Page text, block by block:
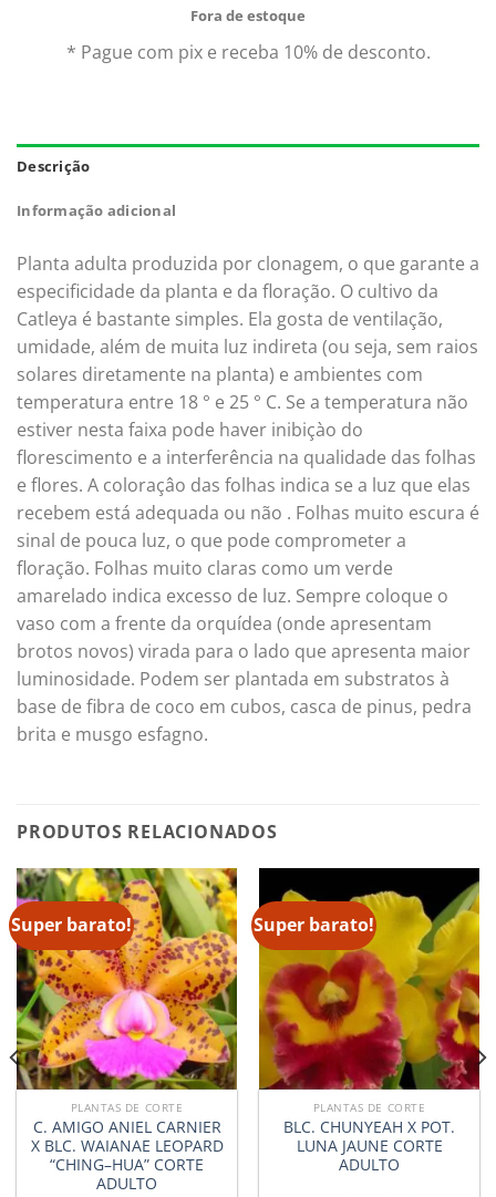
original
era:
R$45,00.
é:
R$31,08.
Fora de estoque
* Pague com pix e receba 10% de desconto.
Descrição
Informação adicional
Planta adulta produzida por clonagem, o que garante a
especificidade da planta e da floração. O cultivo da
Catleya é bastante simples. Ela gosta de ventilação,
umidade, além de muita luz indireta (ou seja, sem raios
solares diretamente na planta) e ambientes com
temperatura entre 18 ° e 25 ° C. Se a temperatura não
estiver nesta faixa pode haver inibiçào do
florescimento e a interferência na qualidade das folhas
e flores. A coloraçâo das folhas indica se a luz que elas
recebem está adequada ou não . Folhas muito escura é
sinal de pouca luz, o que pode comprometer a
floração. Folhas muito claras como um verde
amarelado indica excesso de luz. Sempre coloque o
vaso com a frente da orquídea (onde apresentam
brotos novos) virada para o lado que apresenta maior
luminosidade. Podem ser plantada em substratos à
base de fibra de coco em cubos, casca de pinus, pedra
brita e musgo esfagno.
PRODUTOS RELACIONADOS
Super barato!
PLANTAS DE CORTE
C. AMIGO ANIEL CARNIER
X BLC. WAIANAE LEOPARD
“CHING–HUA” CORTE
ADULTO
Super barato!
PLANTAS DE CORTE
BLC. CHUNYEAH X POT.
LUNA JAUNE CORTE
ADULTO